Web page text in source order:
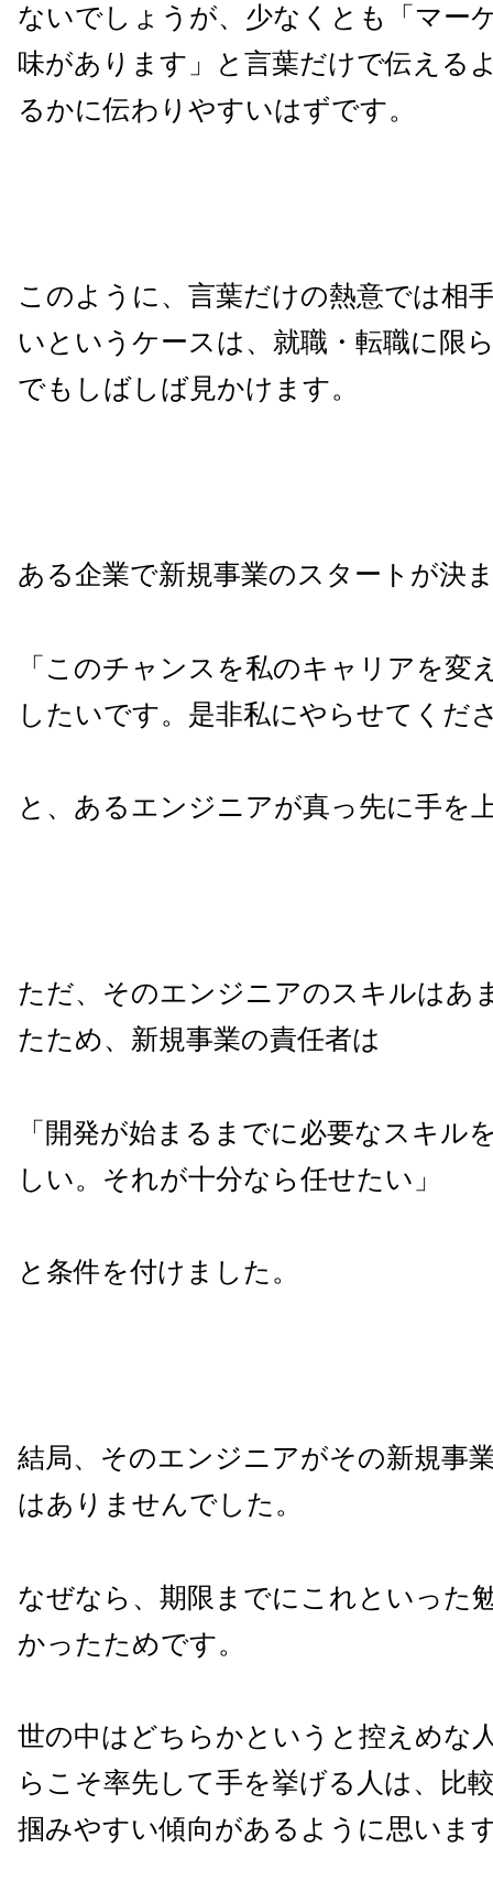
ないでしょうが、少なくとも「マー
味があります」と言葉だけで伝える
るかに伝わりやすいはずです。
このように、言葉だけの熱意では相
いというケースは、就職・転職に限
でもしばしば見かけます。
ある企業で新規事業のスタートが決
「このチャンスを私のキャリアを変
したいです。是非私にやらせてくだ
と、あるエンジニアが真っ先に手を
ただ、そのエンジニアのスキルはあ
たため、新規事業の責任者は
「開発が始まるまでに必要なスキル
しい。それが十分なら任せたい」
と条件を付けました。
結局、そのエンジニアがその新規事
はありませんでした。
なぜなら、期限までにこれといった
かったためです。
世の中はどちらかというと控えめな
らこそ率先して手を挙げる人は、比
掴みやすい傾向があるように思いま